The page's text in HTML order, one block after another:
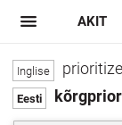
AKIT